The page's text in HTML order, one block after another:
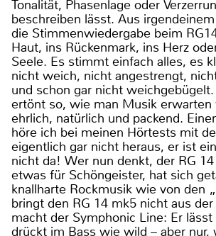
Tonalität, Phasenlage oder
beschreiben lässt. Aus
die Stimmenwiedergabe beim
Haut, ins Rückenmark, ins Herz
Seele. Es stimmt einfach alles, es
nicht weich, nicht angestrengt,
und schon gar nicht
ertönt so, wie man Musik erwarten
ehrlich, natürlich und packend.
höre ich bei meinen Hörtests mit
eigentlich gar nicht heraus, er ist
nicht da! Wer nun denkt, der RG
etwas für Schöngeister, hat sich
knallharte Rockmusik wie von den
bringt den RG 14 mk5 nicht aus
macht der Symphonic Line: Er
drückt im Bass wie wild – aber nur,